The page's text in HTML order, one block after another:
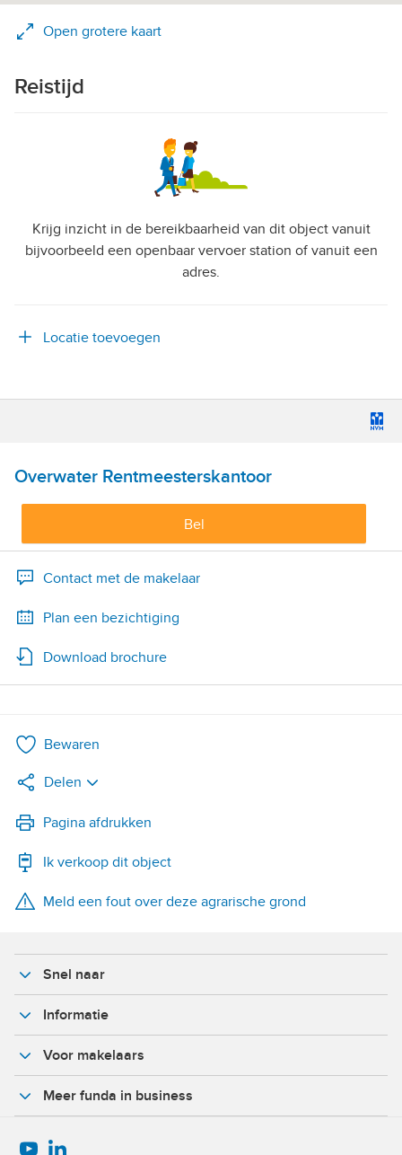
Overwater Rentmeesterskantoor
Bel
Contact met de makelaar
Plan een bezichtiging
Download brochure
Open grotere kaart
Reistijd
Krijg inzicht in de bereikbaarheid van dit object vanuit
bijvoorbeeld een openbaar vervoer station of vanuit een
adres.
Locatie toevoegen
Bewaren
Delen
LinkedIn
WhatsApp
X
Pagina afdrukken
Ik verkoop dit object
Meld een fout over deze agrarische grond
Snel naar
Informatie
Voor makelaars
Meer funda in business